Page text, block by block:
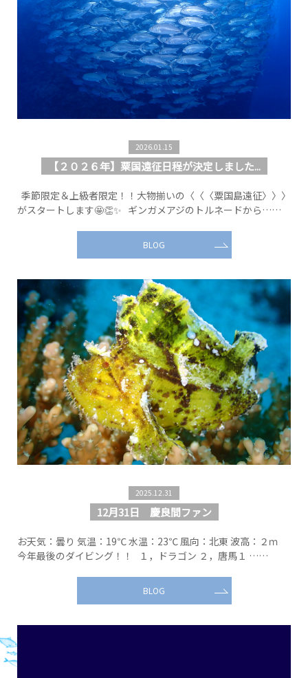
2026.01.15
【２０２６年】粟国遠征日程が決定しました...
季節限定＆上級者限定！！大物揃いの〈〈〈粟国島遠征〉〉〉
がスタートします🤩👏✨ ギンガメアジのトルネードから……
BLOG
2025.12.31
12月31日 慶良間ファン
お天気：曇り 気温：19℃ 水温：23℃ 風向：北東 波高：２ｍ
今年最後のダイビング！！ １，ドラゴン ２，唐馬１ ……
BLOG